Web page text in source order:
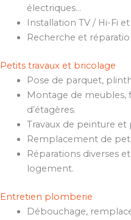
électriques…
Installation TV / Hi-Fi
Recherche et
Petits travaux et bricolage
Pose de parquet,
Montage de meubles,
d’étagères.
Travaux de peinture
Remplacement de
Réparations diverses
logement.
Entretien plomberie
Débouchage,